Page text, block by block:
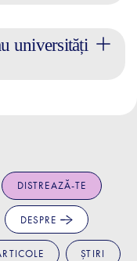
universități
DISTREAZĂ-TE
DESPRE
ȘTIRI